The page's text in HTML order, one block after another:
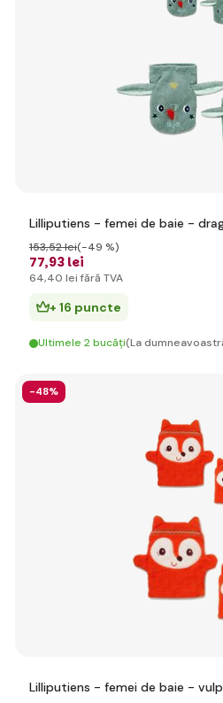
Lilliputiens - femei de baie -
77,93 lei
153,52 lei(-49 %)
64,40 lei fără TVA
+ 16 puncte
Ultimele 2 bucăți(La
-48%
Lilliputiens - femei de baie -